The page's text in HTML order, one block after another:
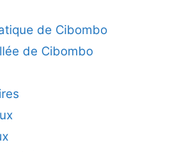
de Cibombo
de Cibombo